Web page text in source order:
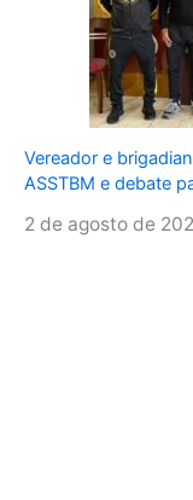
Vereador e
ASSTBM e debate
2 de agosto de